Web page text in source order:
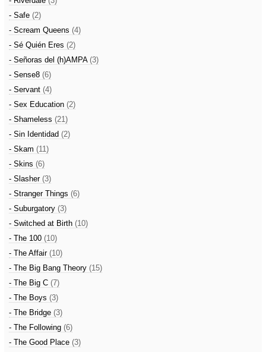
- Safe (2)
- Scream Queens (4)
- Sé Quién Eres (2)
- Señoras del (h)AMPA (3)
- Sense8 (6)
- Servant (4)
- Sex Education (2)
- Shameless (21)
- Sin Identidad (2)
- Skam (11)
- Skins (6)
- Slasher (3)
- Stranger Things (6)
- Suburgatory (3)
- Switched at Birth (10)
- The 100 (10)
- The Affair (10)
- The Big Bang Theory (15)
- The Big C (7)
- The Boys (3)
- The Bridge (3)
- The Following (6)
- The Good Place (3)